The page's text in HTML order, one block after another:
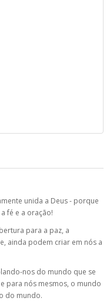
unida a Deus - porque
fé e a oração!
para a paz, a
ainda podem criar em nós a
nos do mundo que se
para nós mesmos, o mundo
do mundo.